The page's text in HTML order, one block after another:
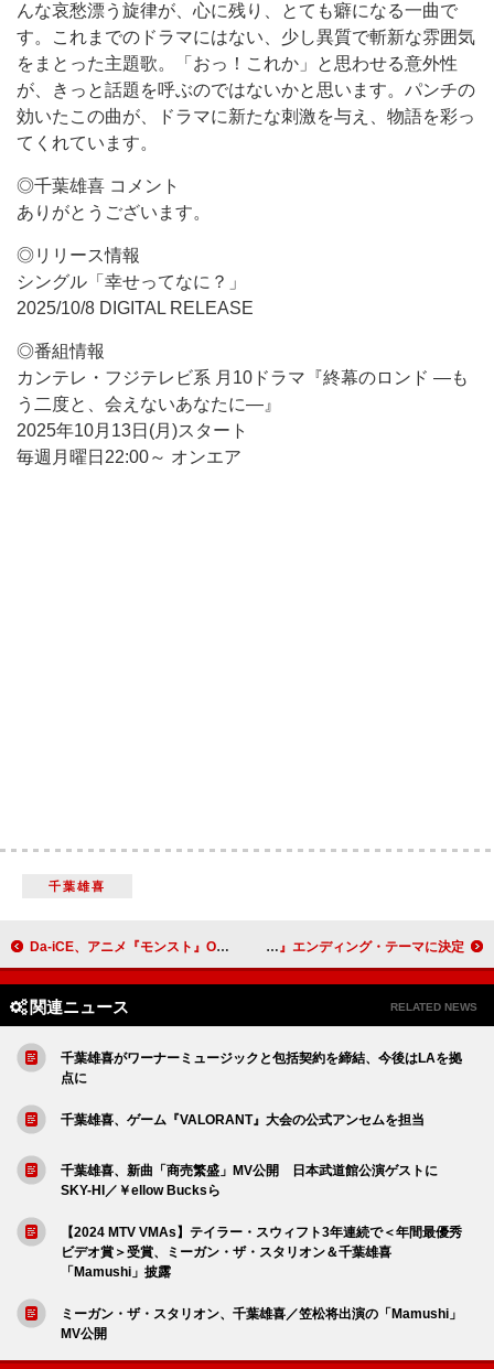
んな哀愁漂う旋律が、心に残り、とても癖になる一曲で
す。これまでのドラマにはない、少し異質で斬新な雰囲気
をまとった主題歌。「おっ！これか」と思わせる意外性
が、きっと話題を呼ぶのではないかと思います。パンチの
効いたこの曲が、ドラマに新たな刺激を与え、物語を彩っ
てくれています。
◎千葉雄喜 コメント
ありがとうございます。
◎リリース情報
シングル「幸せってなに？」
2025/10/8 DIGITAL RELEASE
◎番組情報
カンテレ・フジテレビ系 月10ドラマ『終幕のロンド —も
う二度と、会えないあなたに—』
2025年10月13日(月)スタート
毎週月曜日22:00～ オンエア
千葉雄喜
Da-iCE、アニメ『モンスト』OP主題歌「Monster」配信リリース WOLF HOWL HARMONY、11/21に新曲「Marmalade」をリリース＆ドラマ『仮面の忍者 赤影』エンディング・テーマに決定
関連ニュース RELATED NEWS
千葉雄喜がワーナーミュージックと包括契約を締結、今後はLAを拠
点に
千葉雄喜、ゲーム『VALORANT』大会の公式アンセムを担当
千葉雄喜、新曲「商売繁盛」MV公開 日本武道館公演ゲストに
SKY-HI／￥ellow Bucksら
【2024 MTV VMAs】テイラー・スウィフト3年連続で＜年間最優秀
ビデオ賞＞受賞、ミーガン・ザ・スタリオン＆千葉雄喜
「Mamushi」披露
ミーガン・ザ・スタリオン、千葉雄喜／笠松将出演の「Mamushi」
MV公開